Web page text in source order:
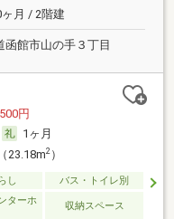
月 / 2階建
函館市山の手３丁目
円
1ヶ月
23.18m2）
し バス・トイレ別
ターホ
収納スペース